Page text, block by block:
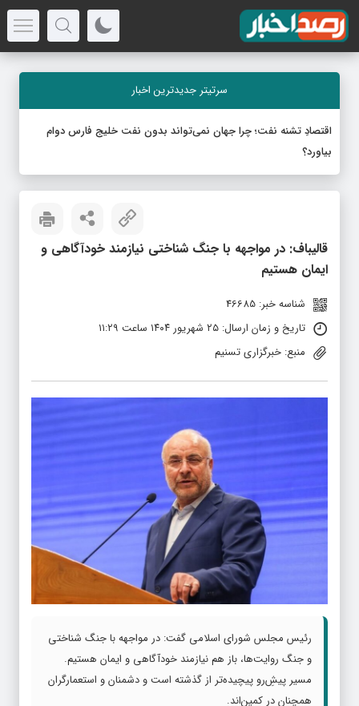
سرتیتر جدیدترین اخبار
اقتصادِ تشنه‌ نفت؛ چرا جهان نمی‌تواند بدون نفت خلیج فارس دوام
بیاورد؟
قالیباف: در مواجهه با جنگ شناختی نیازمند خودآگاهی و
ایمان هستیم
شناسه خبر: 46685
تاریخ و زمان ارسال: ۲۵ شهریور ۱۴۰۴ ساعت ۱۱:۲۹
منبع: خبرگزاری تسنیم
رئیس مجلس شورای اسلامی گفت: در مواجهه با جنگ شناختی
و جنگ روایت‌ها، باز هم نیازمند خودآگاهی و ایمان هستیم.
مسیر پیش‌ِرو پیچیده‌تر از گذشته است و دشمنان و استعمارگران
همچنان در کمین‌اند.